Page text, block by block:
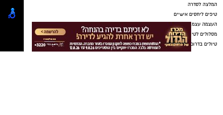
החשוד למתלוננת וכי מדובר בשני בגירים, ולכן
לשיטתו לא בוצעה עבירה.
בהחלטתו קבע השופט ישראל פת כי מחומר